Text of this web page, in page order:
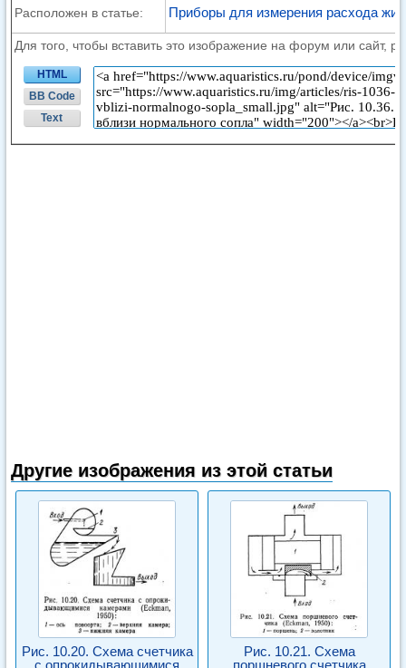
Расположен в статье: Приборы для измерения расхода
Для того, чтобы вставить это изображение на форум или сайт,
HTML
BB Code
Text
Другие изображения из этой статьи
Рис. 10.20. Схема счетчика
с опрокидывающимися
Рис. 10.21. Схема
поршневого счетчика